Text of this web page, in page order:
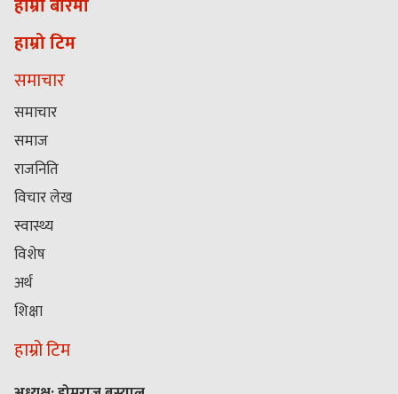
हाम्रो बारेमा
हाम्रो टिम
समाचार
समाचार
समाज
राजनिति
विचार लेख
स्वास्थ्य
विशेष
अर्थ
शिक्षा
हाम्रो टिम